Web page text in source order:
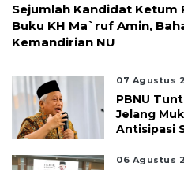
Sejumlah Kandidat Ketum
Buku KH Ma`ruf Amin,
Kemandirian NU
07 Agustus
PBNU
Jelang
Antisipasi
06 Agustus